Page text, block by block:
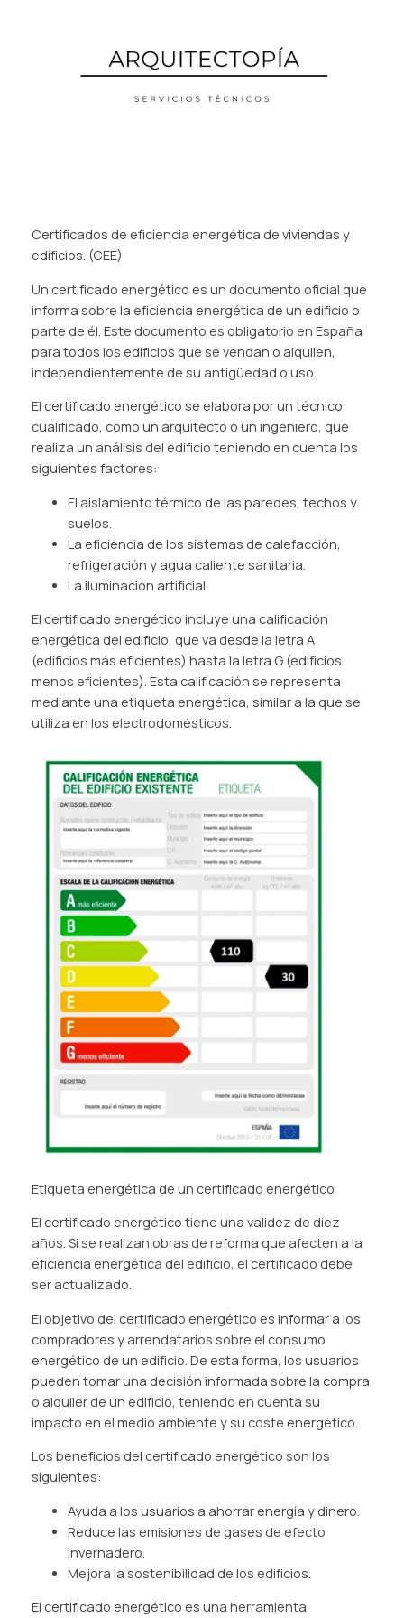
Certificados de eficiencia energética de viviendas y
edificios. (CEE)
Un certificado energético es un documento oficial que
informa sobre la eficiencia energética de un edificio o
parte de él. Este documento es obligatorio en España
para todos los edificios que se vendan o alquilen,
independientemente de su antigüedad o uso.
El certificado energético se elabora por un técnico
cualificado, como un arquitecto o un ingeniero, que
realiza un análisis del edificio teniendo en cuenta los
siguientes factores:
El aislamiento térmico de las paredes, techos y
suelos.
La eficiencia de los sistemas de calefacción,
refrigeración y agua caliente sanitaria.
La iluminación artificial.
El certificado energético incluye una calificación
energética del edificio, que va desde la letra A
(edificios más eficientes) hasta la letra G (edificios
menos eficientes). Esta calificación se representa
mediante una etiqueta energética, similar a la que se
utiliza en los electrodomésticos.
Etiqueta energética de un certificado energético
El certificado energético tiene una validez de diez
años. Si se realizan obras de reforma que afecten a la
eficiencia energética del edificio, el certificado debe
ser actualizado.
El objetivo del certificado energético es informar a los
compradores y arrendatarios sobre el consumo
energético de un edificio. De esta forma, los usuarios
pueden tomar una decisión informada sobre la compra
o alquiler de un edificio, teniendo en cuenta su
impacto en el medio ambiente y su coste energético.
Los beneficios del certificado energético son los
siguientes:
Ayuda a los usuarios a ahorrar energía y dinero.
Reduce las emisiones de gases de efecto
invernadero.
Mejora la sostenibilidad de los edificios.
El certificado energético es una herramienta